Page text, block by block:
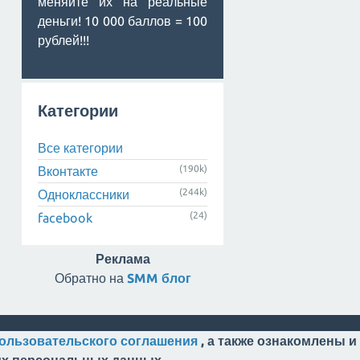
деньги! 10 000 баллов = 100
рублей!!!
Категории
Все категории
Вконтакте
(190k)
Одноклассники (244k)
facebook (24)
Реклама
Обратно на SMM блог
соглашения , а также ознакомлены и